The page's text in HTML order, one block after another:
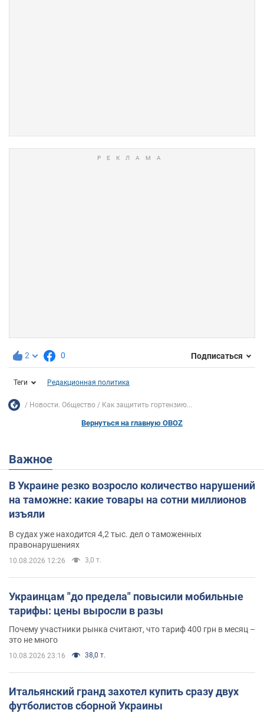
2 0 Подписаться
Теги Редакционная политика
Новости. Общество Как защитить гортензию...
Вернуться на главную OBOZ
Важное
В Украине резко возросло количество нарушений
на таможне: какие товары на сотни миллионов
изъяли
В судах уже находится 4,2 тыс. дел о таможенных
правонарушениях
10.08.2026 12:26 3,0 т.
Украинцам "до предела" повысили мобильные
тарифы: цены выросли в разы
Почему участники рынка считают, что тариф 400 грн в месяц –
это не много
10.08.2026 23:16 38,0 т.
Итальянский гранд захотел купить сразу двух
футболистов сборной Украины